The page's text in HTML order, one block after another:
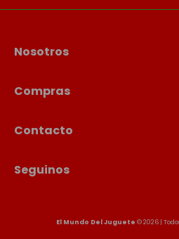
Nosotros
Compras
Contacto
Seguinos
El Mundo Del Juguete © 2026 |